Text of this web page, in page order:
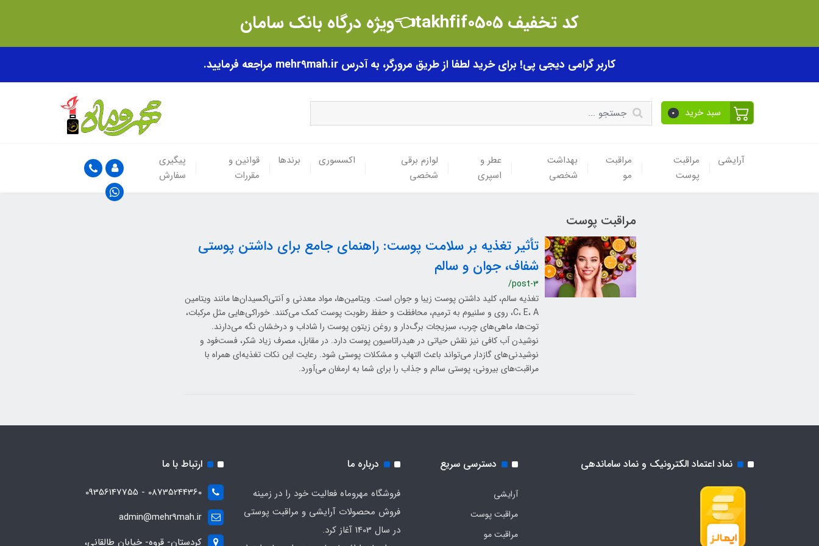
کد تخفیف takhfif0505👈ویژه درگاه بانک سامان
کاربر گرامی دیجی پی! برای خرید لطفا از طریق مرورگر، به آدرس mehr9mah.ir مراجعه فرمایید.
سبد خرید 0
آرایشی
مراقبت
پوست
مراقبت
مو
بهداشت
شخصی
عطر و
اسپری
لوازم برقی
شخصی
اکسسوری برندها
قوانین و
مقررات
پیگیری
سفارش
مراقبت پوست
تأثیر تغذیه بر سلامت پوست: راهنمای جامع برای داشتن پوستی
شفاف، جوان و سالم
/post-3
تغذیه سالم، کلید داشتن پوست زیبا و جوان است. ویتامین‌ها، مواد معدنی و آنتی‌اکسیدان‌ها مانند ویتامین
C، E، A، روی و سلنیوم به ترمیم، محافظت و حفظ رطوبت پوست کمک می‌کنند. خوراکی‌هایی مثل مرکبات،
توت‌ها، ماهی‌های چرب، سبزیجات برگ‌دار و روغن زیتون پوست را شاداب و درخشان نگه می‌دارند.
نوشیدن آب کافی نیز نقش حیاتی در هیدراتاسیون پوست دارد. در مقابل، مصرف زیاد شکر، فست‌فود و
نوشیدنی‌های گازدار می‌تواند باعث التهاب و مشکلات پوستی شود. رعایت این نکات تغذیه‌ای همراه با
مراقبت‌های بیرونی، پوستی سالم و جذاب را برای شما به ارمغان می‌آورد.
نماد اعتماد الکترونیک و نماد ساماندهی دسترسی سریع
آرایشی
مراقبت پوست
مراقبت مو
درباره ما
فروشگاه مهروماه فعالیت خود را در زمینه
فروش محصولات آرایشی و مراقبت پوستی
در سال 1403 آغاز کرد.
ارتباط با ما
08735244360 - 09356147755
admin@mehr9mah.ir
کردستان- قروه- خیابان طالقانی،